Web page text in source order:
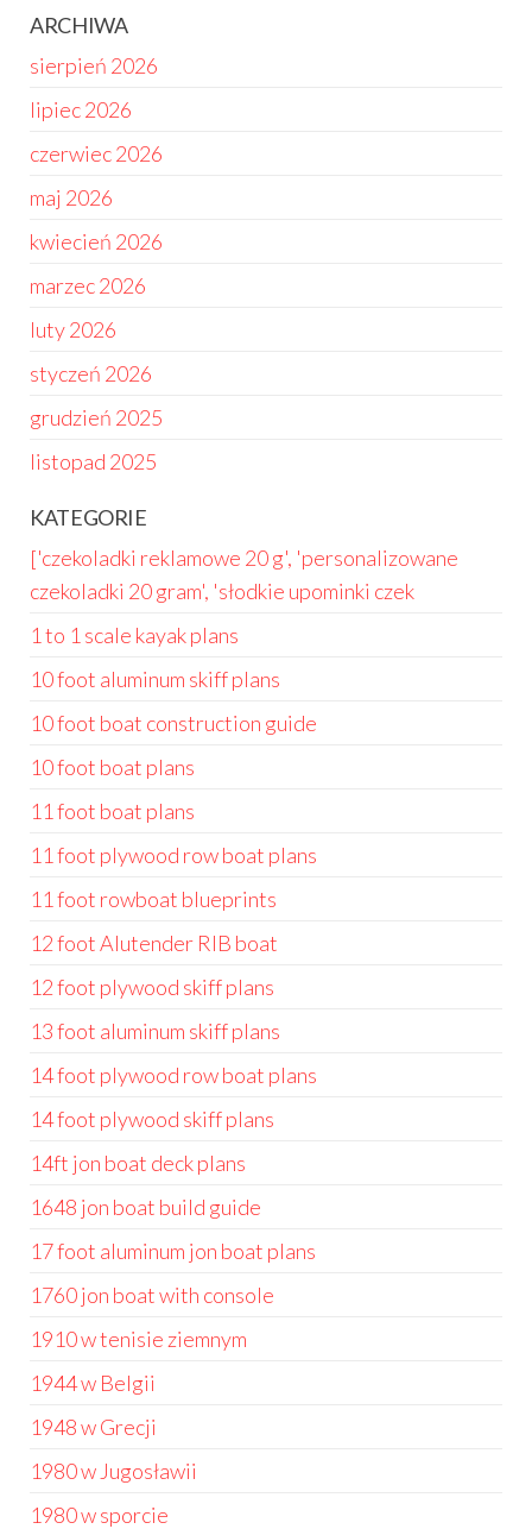
ARCHIWA
sierpień 2026
lipiec 2026
czerwiec 2026
maj 2026
kwiecień 2026
marzec 2026
luty 2026
styczeń 2026
grudzień 2025
listopad 2025
KATEGORIE
['czekoladki reklamowe 20 g', 'personalizowane
czekoladki 20 gram', 'słodkie upominki czek
1 to 1 scale kayak plans
10 foot aluminum skiff plans
10 foot boat construction guide
10 foot boat plans
11 foot boat plans
11 foot plywood row boat plans
11 foot rowboat blueprints
12 foot Alutender RIB boat
12 foot plywood skiff plans
13 foot aluminum skiff plans
14 foot plywood row boat plans
14 foot plywood skiff plans
14ft jon boat deck plans
1648 jon boat build guide
17 foot aluminum jon boat plans
1760 jon boat with console
1910 w tenisie ziemnym
1944 w Belgii
1948 w Grecji
1980 w Jugosławii
1980 w sporcie